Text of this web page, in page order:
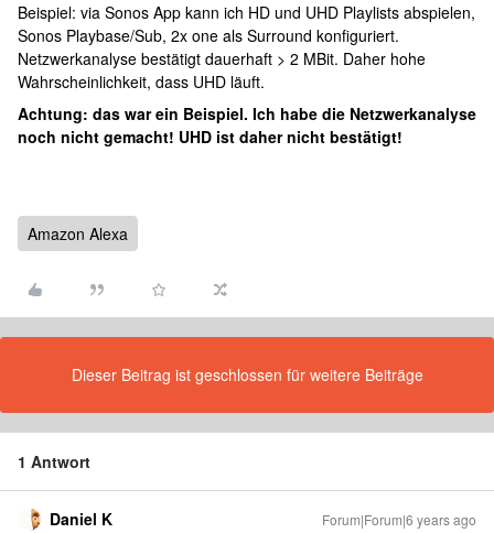
Beispiel: via Sonos App kann ich HD und UHD Playlists abspielen,
Sonos Playbase/Sub, 2x one als Surround konfiguriert.
Netzwerkanalyse bestätigt dauerhaft > 2 MBit. Daher hohe
Wahrscheinlichkeit, dass UHD läuft.
Achtung: das war ein Beispiel. Ich habe die Netzwerkanalyse
noch nicht gemacht! UHD ist daher nicht bestätigt!
Amazon Alexa
Dieser Beitrag ist geschlossen für weitere Beiträge
1 Antwort
Daniel K Forum|Forum|6 years ago